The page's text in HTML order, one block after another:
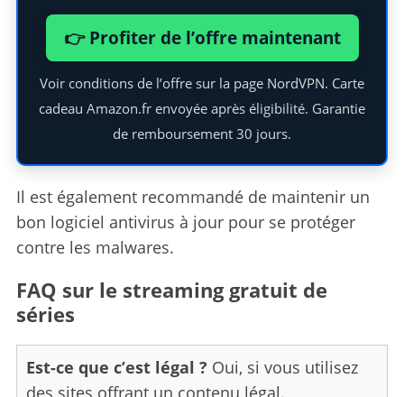
👉 Profiter de l’offre maintenant
Voir conditions de l’offre sur la page NordVPN. Carte
cadeau Amazon.fr envoyée après éligibilité. Garantie
de remboursement 30 jours.
Il est également recommandé de maintenir un
bon logiciel antivirus à jour pour se protéger
contre les malwares.
FAQ sur le streaming gratuit de
séries
Est-ce que c’est légal ? Oui, si vous utilisez
des sites offrant un contenu légal.
r
c
: